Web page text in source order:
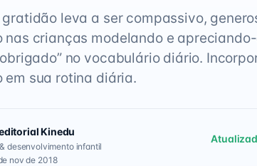
gratidão leva a ser compassivo,
nas crianças modelando e
no vocabulário diário.
em sua rotina diária.
Kinedu
desenvolvimento infantil
nov de 2018